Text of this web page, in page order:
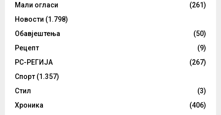
Мали огласи
(261)
Новости (1.798)
Обавјештења
(50)
Рецепт
(9)
РС-РЕГИЈА
(267)
Спорт (1.357)
Стил
(3)
Хроника
(406)